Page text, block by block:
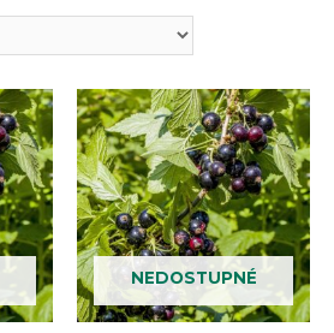
NEDOSTUPNÉ